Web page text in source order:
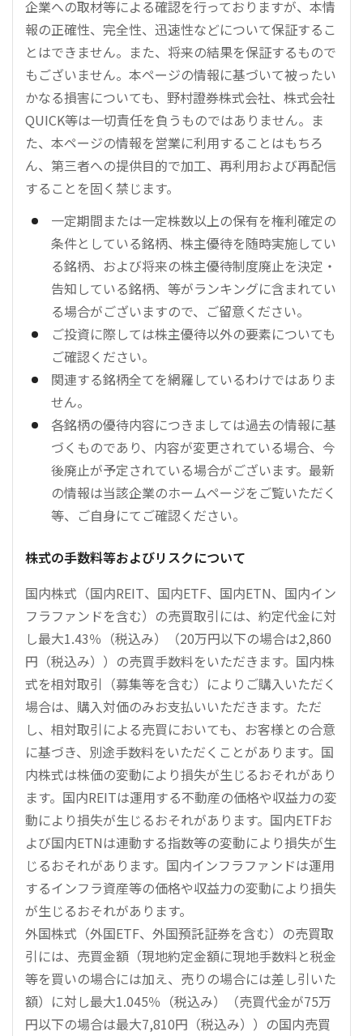
企業への取材等による確認を行っておりますが、本情
報の正確性、完全性、迅速性などについて保証するこ
とはできません。また、将来の結果を保証するもので
もございません。本ページの情報に基づいて被ったい
かなる損害についても、野村證券株式会社、株式会社
QUICK等は一切責任を負うものではありません。ま
た、本ページの情報を営業に利用することはもちろ
ん、第三者への提供目的で加工、再利用および再配信
することを固く禁じます。
一定期間または一定株数以上の保有を権利確定の
条件としている銘柄、株主優待を随時実施してい
る銘柄、および将来の株主優待制度廃止を決定・
告知している銘柄、等がランキングに含まれてい
る場合がございますので、ご留意ください。
ご投資に際しては株主優待以外の要素についても
ご確認ください。
関連する銘柄全てを網羅しているわけではありま
せん。
各銘柄の優待内容につきましては過去の情報に基
づくものであり、内容が変更されている場合、今
後廃止が予定されている場合がございます。最新
の情報は当該企業のホームページをご覧いただく
等、ご自身にてご確認ください。
株式の手数料等およびリスクについて
国内株式（国内REIT、国内ETF、国内ETN、国内イン
フラファンドを含む）の売買取引には、約定代金に対
し最大1.43％（税込み）（20万円以下の場合は2,860
円（税込み））の売買手数料をいただきます。国内株
式を相対取引（募集等を含む）によりご購入いただく
場合は、購入対価のみお支払いいただきます。ただ
し、相対取引による売買においても、お客様との合意
に基づき、別途手数料をいただくことがあります。国
内株式は株価の変動により損失が生じるおそれがあり
ます。国内REITは運用する不動産の価格や収益力の変
動により損失が生じるおそれがあります。国内ETFお
よび国内ETNは連動する指数等の変動により損失が生
じるおそれがあります。国内インフラファンドは運用
するインフラ資産等の価格や収益力の変動により損失
が生じるおそれがあります。
外国株式（外国ETF、外国預託証券を含む）の売買取
引には、売買金額（現地約定金額に現地手数料と税金
等を買いの場合には加え、売りの場合には差し引いた
額）に対し最大1.045％（税込み）（売買代金が75万
円以下の場合は最大7,810円（税込み））の国内売買